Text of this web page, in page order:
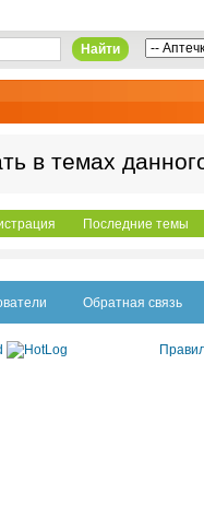
Найти
в темах
Последние темы
Обратная связь